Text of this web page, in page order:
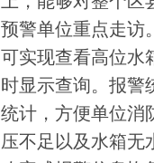
预警单位重点走访
可实现查看高位水
时显示查询。报警
统计，方便单位消
压不足以及水箱无